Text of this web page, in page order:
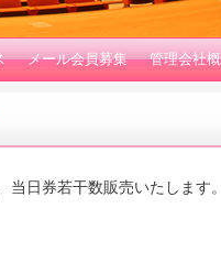
メール会員募集 管理会社
日券若干数販売いたします